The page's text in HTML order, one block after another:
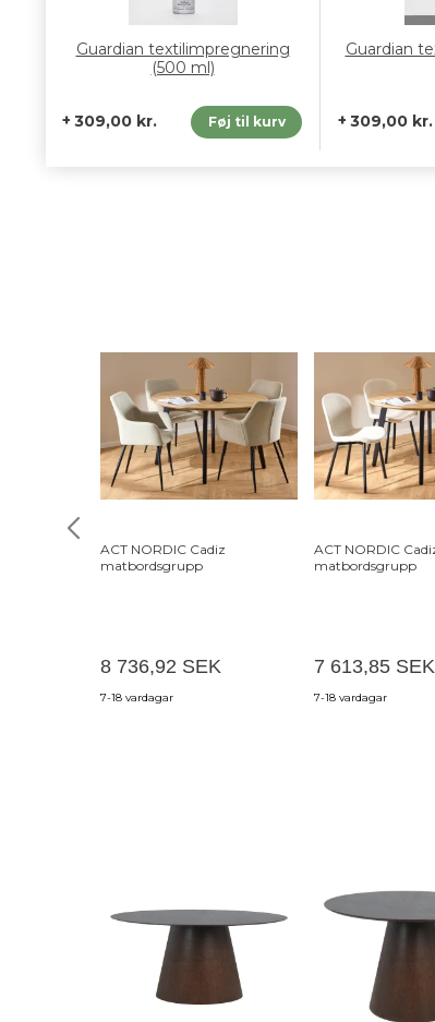
Guardian textilimpregnering
(500 ml)
309,00 kr. Føj til kurv
Guardian
309,00 kr.
ACT NORDIC Cadiz
matbordsgrupp
8 736,92 SEK
7-18 vardagar
ACT NORDIC
matbordsgrupp
7 613,85 SEK
7-18 vardagar